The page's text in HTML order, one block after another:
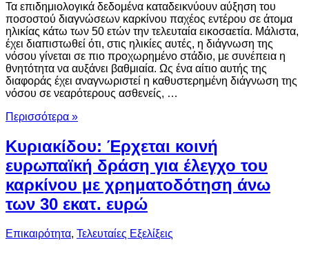
Τα επιδημιολογικά δεδομένα καταδεικνύουν αύξηση του
ποσοστού διαγνώσεων καρκίνου παχέος εντέρου σε άτομα
ηλικίας κάτω των 50 ετών την τελευταία εικοσαετία. Μάλιστα,
έχει διαπιστωθεί ότι, στις ηλικίες αυτές, η διάγνωση της
νόσου γίνεται σε πιο προχωρημένο στάδιο, με συνέπεια η
θνητότητα να αυξάνει βαθμιαία. Ως ένα αίτιο αυτής της
διαφοράς έχει αναγνωριστεί η καθυστερημένη διάγνωση της
νόσου σε νεαρότερους ασθενείς, …
Περισσότερα »
Κυριακίδου: Έρχεται κοινή
ευρωπαϊκή δράση για έλεγχο του
καρκίνου με χρηματοδότηση άνω
των 30 εκατ. ευρώ
Επικαιρότητα, Τελευταίες Εξελίξεις